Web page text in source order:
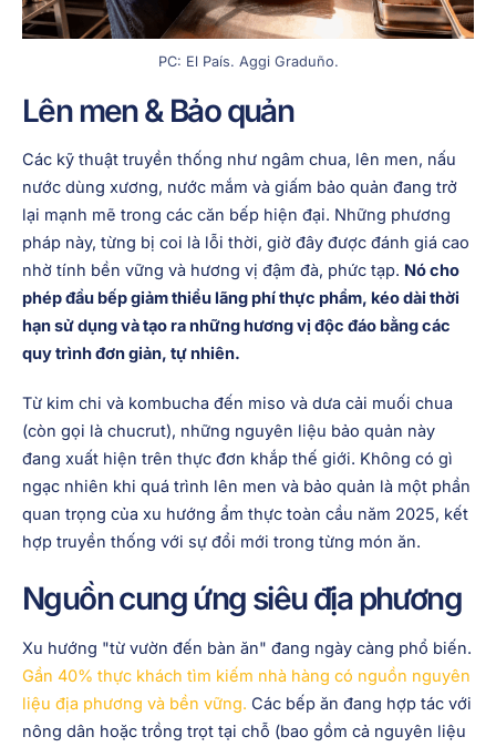
PC: El País. Aggi Graduño.
Lên men & Bảo quản
Các kỹ thuật truyền thống như ngâm chua, lên men, nấu
nước dùng xương, nước mắm và giấm bảo quản đang trở
lại mạnh mẽ trong các căn bếp hiện đại. Những phương
pháp này, từng bị coi là lỗi thời, giờ đây được đánh giá cao
nhờ tính bền vững và hương vị đậm đà, phức tạp. Nó cho
phép đầu bếp giảm thiểu lãng phí thực phẩm, kéo dài thời
hạn sử dụng và tạo ra những hương vị độc đáo bằng các
quy trình đơn giản, tự nhiên.
Từ kim chi và kombucha đến miso và dưa cải muối chua
(còn gọi là chucrut), những nguyên liệu bảo quản này
đang xuất hiện trên thực đơn khắp thế giới. Không có gì
ngạc nhiên khi quá trình lên men và bảo quản là một phần
quan trọng của xu hướng ẩm thực toàn cầu năm 2025, kết
hợp truyền thống với sự đổi mới trong từng món ăn.
Nguồn cung ứng siêu địa phương
Xu hướng "từ vườn đến bàn ăn" đang ngày càng phổ biến.
Gần 40% thực khách tìm kiếm nhà hàng có nguồn nguyên
liệu địa phương và bền vững. Các bếp ăn đang hợp tác với
nông dân hoặc trồng trọt tại chỗ (bao gồm cả nguyên liệu